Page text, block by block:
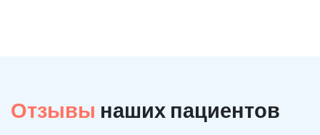
Отзывы наших пациентов